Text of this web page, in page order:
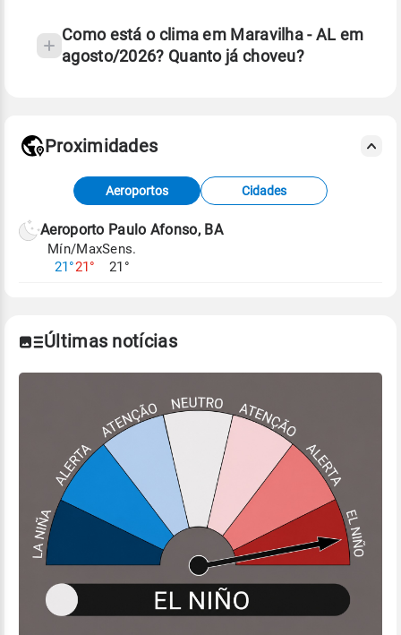
Como está o clima em Maravilha - AL em
agosto/2026? Quanto já choveu?
Fonte: dados combinados de estações
meteorológicas e satélite do Centro de Previsão
de Tempo e Estudos Climáticos (CPTEC).
Para obter mais informações sobre os dados
Proximidades
Aeroportos Cidades
Aeroporto Paulo Afonso, BA
Mín/Max
21°21°
Sens.
21°
Últimas notícias